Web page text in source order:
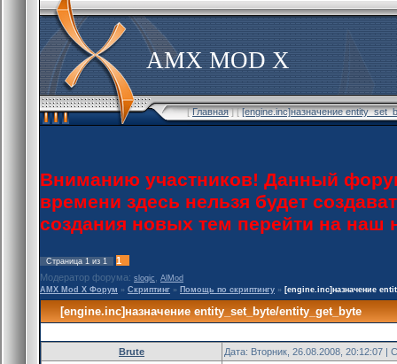
AMX MOD X
[Главная] [[engine.inc]назначение
Вниманию участников! Данный
времени здесь нельзя будет
создания новых тем перейти на
Страница 1 из 1
1
Модератор форума: slogic
AlMod
AMX Mod X Форум » Скриптинг » Помощь по скриптингу » [engine.inc]назначение
[engine.inc]назначение entity_set_byte/entity_get_byte
Brute Дата: Вторник, 26.08.2008, 20:12:07 |